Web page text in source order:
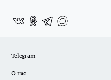
Telegram
О нас